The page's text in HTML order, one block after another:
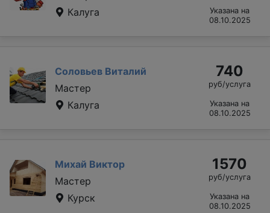
Калуга
Указана на
08.10.2025
Соловьев Виталий
Мастер
Калуга
740
руб/услуга
Указана на
08.10.2025
Михай Виктор
Мастер
Курск
1570
руб/услуга
Указана на
08.10.2025